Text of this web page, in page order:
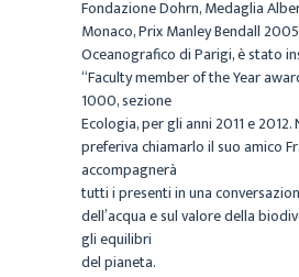
Fondazione Dohrn, Medaglia
Monaco, Prix Manley Bendall
Oceanografico di Parigi, è stato
“Faculty member of the Year
1000, sezione
Ecologia, per gli anni 2011 e 2012.
preferiva chiamarlo il suo amico
accompagnerà
tutti i presenti in una
dell’acqua e sul valore della
gli equilibri
del pianeta.